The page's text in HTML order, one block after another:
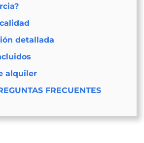
detallada
alquiler
FRECUENTES